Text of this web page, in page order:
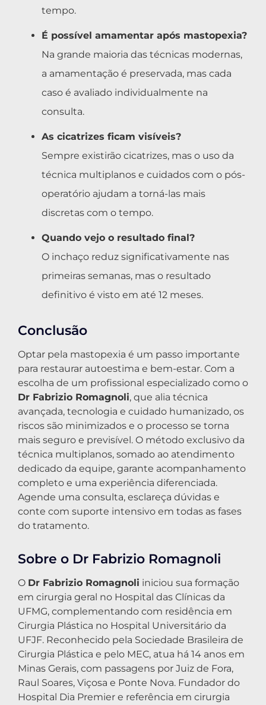
tempo.
É possível amamentar após mastopexia?
Na grande maioria das técnicas modernas,
a amamentação é preservada, mas cada
caso é avaliado individualmente na
consulta.
As cicatrizes ficam visíveis?
Sempre existirão cicatrizes, mas o uso da
técnica multiplanos e cuidados com o pós-
operatório ajudam a torná-las mais
discretas com o tempo.
Quando vejo o resultado final?
O inchaço reduz significativamente nas
primeiras semanas, mas o resultado
definitivo é visto em até 12 meses.
Conclusão
Optar pela mastopexia é um passo importante
para restaurar autoestima e bem-estar. Com a
escolha de um profissional especializado como o
Dr Fabrizio Romagnoli, que alia técnica
avançada, tecnologia e cuidado humanizado, os
riscos são minimizados e o processo se torna
mais seguro e previsível. O método exclusivo da
técnica multiplanos, somado ao atendimento
dedicado da equipe, garante acompanhamento
completo e uma experiência diferenciada.
Agende uma consulta, esclareça dúvidas e
conte com suporte intensivo em todas as fases
do tratamento.
Sobre o Dr Fabrizio Romagnoli
O Dr Fabrizio Romagnoli iniciou sua formação
em cirurgia geral no Hospital das Clínicas da
UFMG, complementando com residência em
Cirurgia Plástica no Hospital Universitário da
UFJF. Reconhecido pela Sociedade Brasileira de
Cirurgia Plástica e pelo MEC, atua há 14 anos em
Minas Gerais, com passagens por Juiz de Fora,
Raul Soares, Viçosa e Ponte Nova. Fundador do
Hospital Dia Premier e referência em cirurgia